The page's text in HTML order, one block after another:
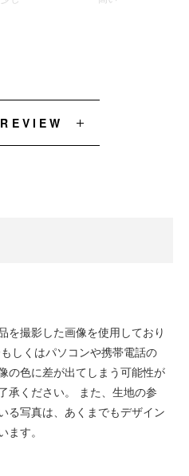
を撮影した画像を使用しており
しくはパソコンや携帯電話の
の色に差が出てしまう可能性が
承ください。 また、生地の参
る写真は、あくまでもデザイン
す。